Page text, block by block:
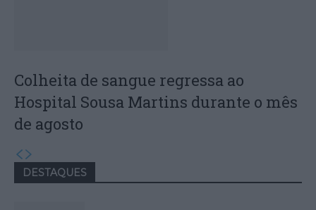
Colheita de sangue regressa ao
Hospital Sousa Martins durante o mês
de agosto
DESTAQUES